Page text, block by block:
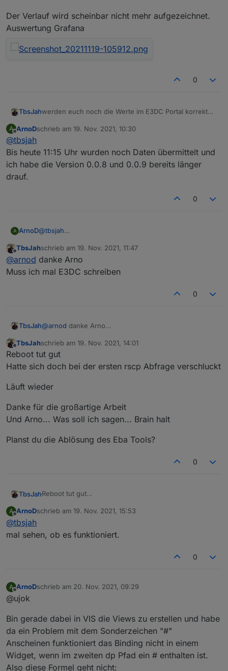
Der Verlauf wird scheinbar nicht mehr aufgezeichnet.
Auswertung Grafana
0
TbsJahwerden euch noch die Werte im E3DC Portal korrekt
Eventuell nur Zufall aber seit dem Update auf die 0.0.8
Der Verlauf wird scheinbar nicht mehr aufgezeichnet.
A
Offline
ArnoDschrieb am 19. Nov. 2021, 10:30
zuletzt editiert von
@tbsjah
Bis heute 11:15 Uhr wurden noch Daten übermittelt und
ich habe die Version 0.0.8 und 0.0.9 bereits länger
drauf.
0
A ArnoD@tbsjah
ich habe die Version 0.0.8 und 0.0.9 bereits länger
drauf.
Offline
TbsJahschrieb am 19. Nov. 2021, 11:47
zuletzt editiert von
@arnod danke Arno
Muss ich mal E3DC schreiben
0
TbsJah@arnod danke Arno
Offline
TbsJahschrieb am 19. Nov. 2021, 14:01
zuletzt editiert von
Reboot tut gut
Hatte sich doch bei der ersten rscp Abfrage verschluckt
Läuft wieder
Danke für die großartige Arbeit
Und Arno... Was soll ich sagen... Brain halt
Planst du die Ablösung des Eba Tools?
0
TbsJahReboot tut gut
verschluckt
Läuft wieder
Danke für die großartige Arbeit
A
Offline
ArnoDschrieb am 19. Nov. 2021, 15:53
zuletzt editiert von
@tbsjah
mal sehen, ob es funktioniert.
0
A
Offline
ArnoDschrieb am 20. Nov. 2021, 09:29
zuletzt editiert von
@ujok
Bin gerade dabei in VIS die Views zu erstellen und habe
da ein Problem mit dem Sonderzeichen "#"
Anscheinen funktioniert das Binding nicht in einem
Widget, wenn im zweiten dp Pfad ein # enthalten ist.
Also diese Formel geht nicht: